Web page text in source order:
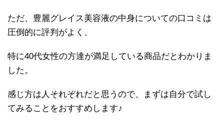
ただ、豊麗グレイス美容液の中身についての口コミは
圧倒的に評判がよく、
特に40代女性の方達が満足している商品だとわかりま
した。
感じ方は人それぞれだと思うので、まずは自分で試し
てみることをおすすめします♪